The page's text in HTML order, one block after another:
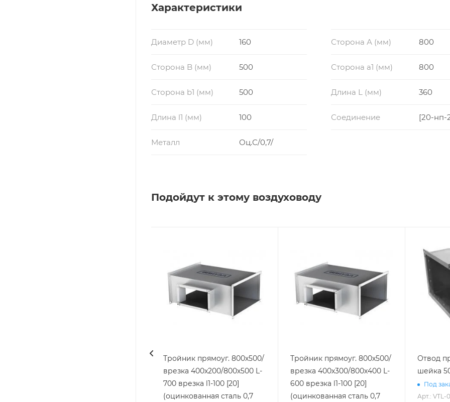
Характеристики
Диаметр D (мм) 160 Сторона А (мм) 800
Сторона B (мм) 500 Сторона a1 (мм) 800
Сторона b1 (мм) 500 Длина L (мм) 360
Длина l1 (мм) 100 Соединение [20-нп-
Металл Оц.С/0,7/
Подойдут к этому воздуховоду
Тройник прямоуг. 800х500/
врезка 400х200/800х500 L-
700 врезка l1-100 [20]
(оцинкованная сталь 0,7
Тройник прямоуг. 800х500/
врезка 400х300/800х400 L-
600 врезка l1-100 [20]
(оцинкованная сталь 0,7
Отвод
шейка
Под
Арт.: VTL-